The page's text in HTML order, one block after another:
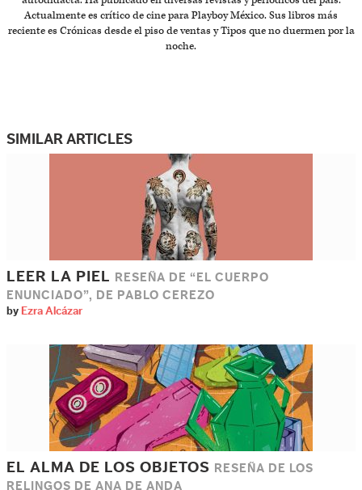
Actualmente es crítico de cine para Playboy México. Sus libros más
reciente es Crónicas desde el piso de ventas y Tipos que no duermen por la
noche.
SIMILAR ARTICLES
LEER LA PIEL
RESEÑA DE “EL CUERPO
ENUNCIADO”, DE PABLO CEREZO
by Ezra Alcázar
EL ALMA DE LOS OBJETOS RESEÑA DE LOS
RELINGOS DE ANA DE ANDA